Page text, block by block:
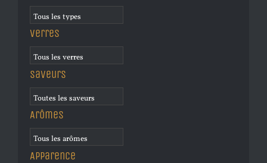
Verres
Saveurs
Arômes
Apparence